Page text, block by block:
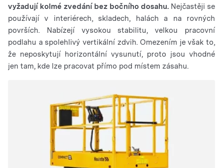
vyžadují kolmé zvedání bez bočního dosahu. Nejčastěji se
používají v interiérech, skladech, halách a na rovných
površích. Nabízejí vysokou stabilitu, velkou pracovní
podlahu a spolehlivý vertikální zdvih. Omezením je však to,
že neposkytují horizontální vysunutí, proto jsou vhodné
jen tam, kde lze pracovat přímo pod místem zásahu.